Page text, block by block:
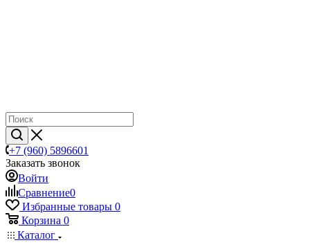
+7 (960) 5896601
Заказать звонок
Войти
Сравнение0
Избранные товары 0
Корзина 0
Каталог